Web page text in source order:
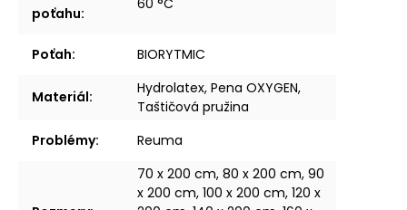
poťahu:
Poťah: BIORYTMIC
Materiál:
Hydrolatex, Pena OXYGEN,
Taštičová pružina
Problémy: Reuma
70 x 200 cm, 80 x 200 cm, 90
x 200 cm, 100 x 200 cm, 120 x